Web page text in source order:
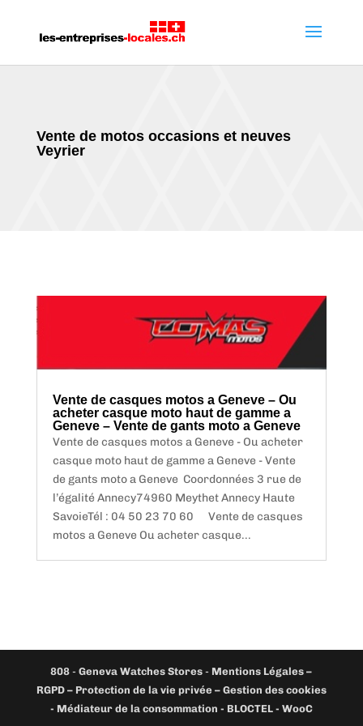
Vente de motos occasions et neuves
Veyrier
Vente de casques motos a Geneve – Ou
acheter casque moto haut de gamme a
Geneve – Vente de gants moto a Geneve
Vente de casques motos a Geneve - Ou acheter
casque moto haut de gamme a Geneve - Vente
de gants moto a Geneve Coordonnées 3 rue de
l’égalité Annecy74960 Meythet Annecy Haute
SavoieTél : 04 50 23 70 60 Vente de casques
motos a Geneve Ou acheter casque...
808 -Geneva Watches Stores - Mentions Légales –
RGPD – Protection de la vie privée – Gestion des cookies
- Médiateur de la consommation - BLOCTEL - WooC